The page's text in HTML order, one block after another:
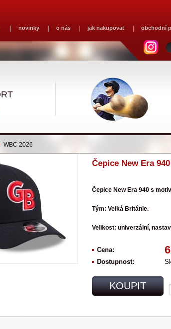
novinky o nás jak nakupovat obchodní
WBC 2026
Čepice New Era
Čepice New Era 940 s
Tým: Velká Británie.
Velikost: univerzální,
Cena:
Dostupnost:
KOUPIT